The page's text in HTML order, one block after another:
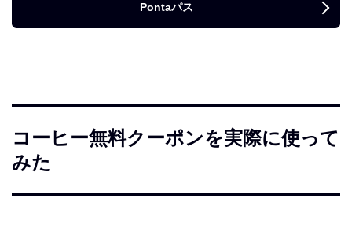
Pontaパス
コーヒー無料クーポンを実際に使って
みた